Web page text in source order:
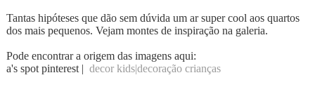
Tantas hipóteses que dão sem dúvida um ar super cool aos quartos
dos mais pequenos. Vejam montes de inspiração na galeria.
Pode encontrar a origem das imagens aqui:
a's spot pinterest | decor kids|decoração crianças